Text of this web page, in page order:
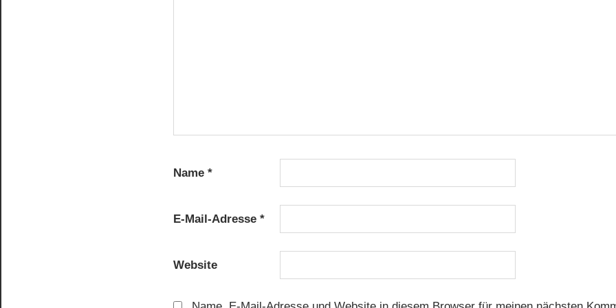
Name *
E-Mail-Adresse *
Website